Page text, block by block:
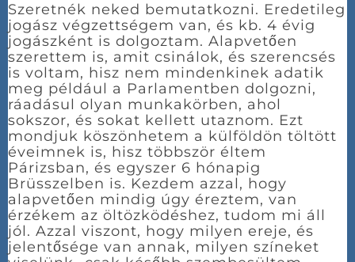
Szeretnék neked bemutatkozni. Eredetileg
jogász végzettségem van, és kb. 4 évig
jogászként is dolgoztam. Alapvetően
szerettem is, amit csinálok, és szerencsés
is voltam, hisz nem mindenkinek adatik
meg például a Parlamentben dolgozni,
ráadásul olyan munkakörben, ahol
sokszor, és sokat kellett utaznom. Ezt
mondjuk köszönhetem a külföldön töltött
éveimnek is, hisz többször éltem
Párizsban, és egyszer 6 hónapig
Brüsszelben is. Kezdem azzal, hogy
alapvetően mindig úgy éreztem, van
érzékem az öltözködéshez, tudom mi áll
jól. Azzal viszont, hogy milyen ereje, és
jelentősége van annak, milyen színeket